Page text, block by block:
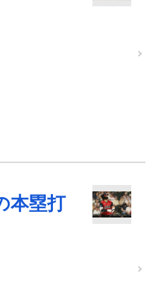
本塁打